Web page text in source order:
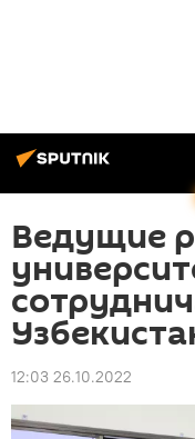
Ведущие
12:03 26.10.2022